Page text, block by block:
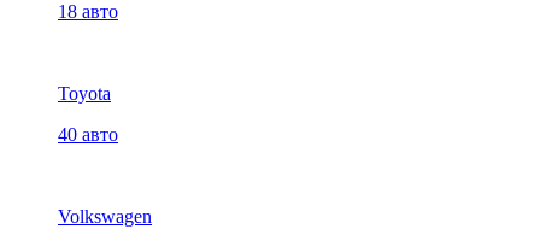
18 авто
Toyota
40 авто
Volkswagen